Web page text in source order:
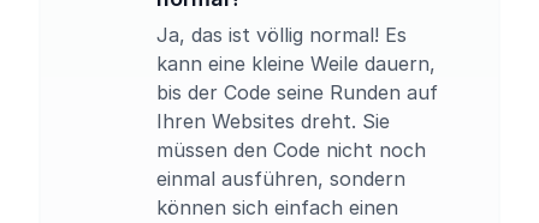
Ja, das ist völlig normal! Es
kann eine kleine Weile dauern,
bis der Code seine Runden auf
Ihren Websites dreht. Sie
müssen den Code nicht noch
einmal ausführen, sondern
können sich einfach einen